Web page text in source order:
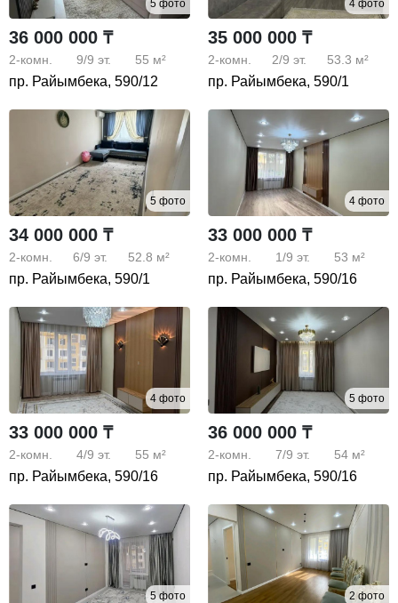
5 фото
36 000 000 ₸
2-комн. 9/9 эт. 55 м²
пр. Райымбека, 590/12
4 фото
35 000 000 ₸
2-комн. 2/9 эт. 53.3 м²
пр. Райымбека, 590/1
5 фото
34 000 000 ₸
2-комн. 6/9 эт. 52.8 м²
пр. Райымбека, 590/1
4 фото
33 000 000 ₸
2-комн. 1/9 эт. 53 м²
пр. Райымбека, 590/16
4 фото
33 000 000 ₸
2-комн. 4/9 эт. 55 м²
пр. Райымбека, 590/16
5 фото
36 000 000 ₸
2-комн. 7/9 эт. 54 м²
пр. Райымбека, 590/16
5 фото 2 фото